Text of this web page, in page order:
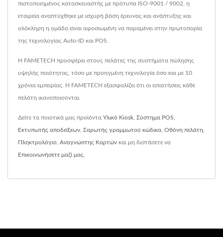
πιστοποιημένος κατασκευαστής με πρότυπα ISO-9001 / 9002, η
εταιρεία αναπτύχθηκε με ισχυρή βάση έρευνας και ανάπτυξης και
ολόκληρη η ομάδα είναι αφοσιωμένη να παραμένει στην πρωτοπορία
της τεχνολογίας Auto-ID και POS.
Η FAMETECH προσφέρει στους πελάτες της συστήματα πώλησης
υψηλής ποιότητας, τόσο με προηγμένη τεχνολογία όσο και με 10
χρόνια εμπειρίας. Η FAMETECH εξασφαλίζει ότι οι απαιτήσεις κάθε
πελάτη ικανοποιούνται.
Δείτε τα ποιοτικά μας προϊόντα Υλικό Kiosk, Σύστημα POS,
Εκτυπωτής αποδείξεων, Σαρωτής γραμμωτού κώδικα, Οθόνη πελάτη,
Πληκτρολόγιο, Αναγνώστης Καρτών και μη διστάσετε να
Επικοινωνήσετε μαζί μας.